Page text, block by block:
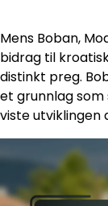
Mens Boban,
bidrag til
distinkt preg.
et grunnlag som
viste utviklingen